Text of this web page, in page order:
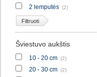
2 lemputės (2)
Filtruoti
Šviestuvo aukštis
10 - 20 cm (2)
20 - 30 cm (2)